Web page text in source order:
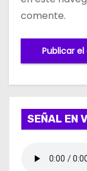
comente.
SEÑAL EN